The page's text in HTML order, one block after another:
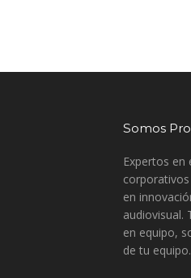
Somos
Expertos en
en
audiovisual.
en equipo,
de tu equipo.